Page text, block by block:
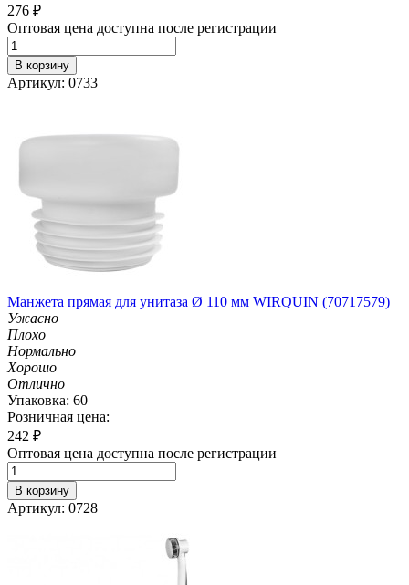
276 ₽
Оптовая цена доступна после регистрации
В корзину
Артикул: 0733
Манжета прямая для унитаза Ø 110 мм WIRQUIN (70717579)
Ужасно
Плохо
Нормально
Хорошо
Отлично
Упаковка: 60
Розничная цена:
242 ₽
Оптовая цена доступна после регистрации
В корзину
Артикул: 0728